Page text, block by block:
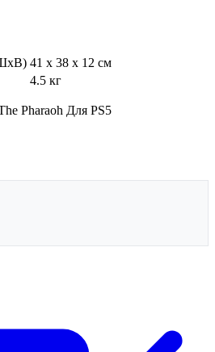
41 x 38 x 12 см
4.5 кг
Pharaoh Для PS5